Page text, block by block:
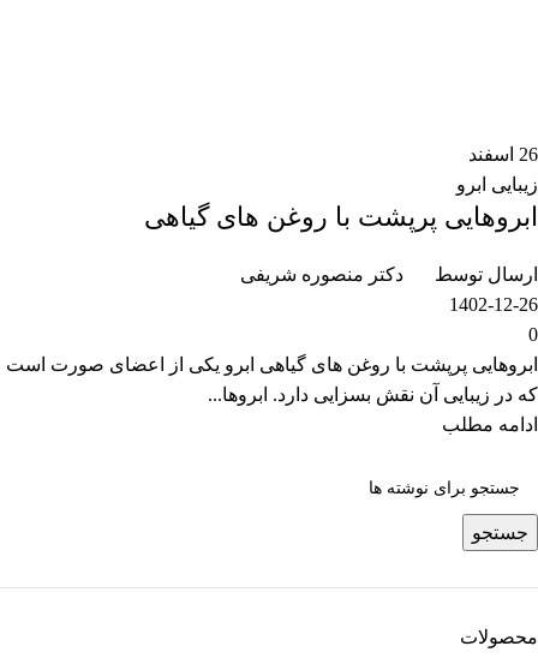
26 اسفند
زیبایی ابرو
ابروهایی پرپشت با روغن های گیاهی
ارسال توسط
دکتر منصوره شریفی
1402-12-26
0
ابروهایی پرپشت با روغن های گیاهی ابرو یکی از اعضای صورت است
که در زیبایی آن نقش بسزایی دارد. ابروها...
ادامه مطلب
جستجو
محصولات